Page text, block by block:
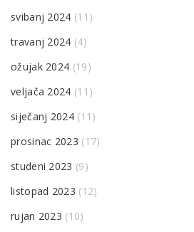
svibanj 2024 (11)
travanj 2024 (4)
ožujak 2024 (19)
veljača 2024 (11)
siječanj 2024(11)
prosinac 2023 (17)
studeni 2023 (9)
listopad 2023 (12)
rujan 2023 (10)